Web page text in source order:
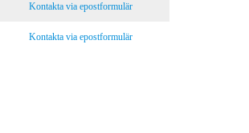
Kontakta via epostformulär
Kontakta via epostformulär